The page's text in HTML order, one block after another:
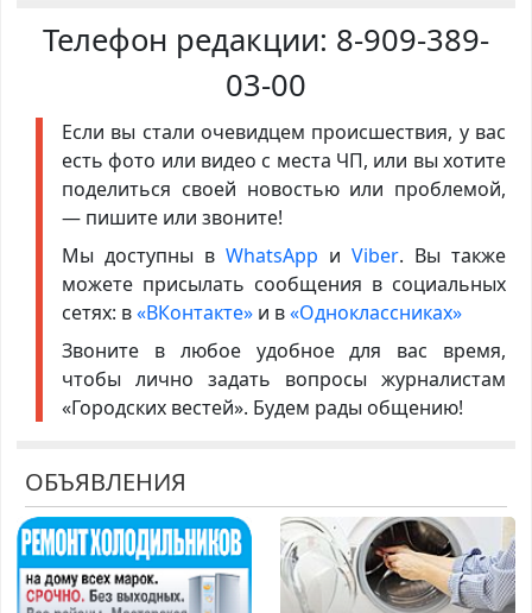
Телефон редакции: 8-909-389-
03-00
Если вы стали очевидцем происшествия, у вас
есть фото или видео с места ЧП, или вы хотите
поделиться своей новостью или проблемой,
— пишите или звоните!
Мы доступны в WhatsApp иViber. Вы также
можете присылать сообщения в социальных
сетях: в«ВКонтакте»и в«Одноклассниках»
Звоните в любое удобное для вас время,
чтобы лично задать вопросы журналистам
«Городских вестей». Будем рады общению!
ОБЪЯВЛЕНИЯ